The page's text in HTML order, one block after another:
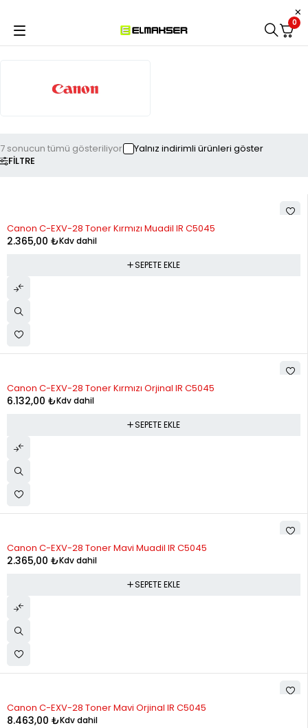
0
FILTRE
7 sonucun tümü gösteriliyor Yalnız indirimli ürünleri göster
Canon C-EXV-28 Toner Kırmızı Muadil IR C5045
2.365,00 ₺Kdv dahil
SEPETE EKLE
Canon C-EXV-28 Toner Kırmızı Orjinal IR C5045
6.132,00 ₺Kdv dahil
SEPETE EKLE
Canon C-EXV-28 Toner Mavi Muadil IR C5045
2.365,00 ₺Kdv dahil
SEPETE EKLE
Canon C-EXV-28 Toner Mavi Orjinal IR C5045
8.463,00 ₺Kdv dahil